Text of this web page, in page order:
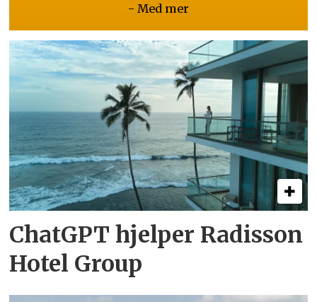
- Med mer
ChatGPT hjelper Radisson
Hotel Group